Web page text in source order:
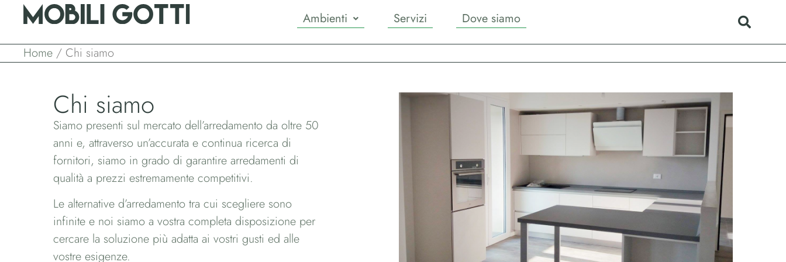
Ambienti Servizi Dove siamo
Home / Chi siamo
Chi siamo
Siamo presenti sul mercato dell’arredamento da oltre 50
anni e, attraverso un’accurata e continua ricerca di
fornitori, siamo in grado di garantire arredamenti di
qualità a prezzi estremamente competitivi.
Le alternative d’arredamento tra cui scegliere sono
infinite e noi siamo a vostra completa disposizione per
cercare la soluzione più adatta ai vostri gusti ed alle
vostre esigenze.